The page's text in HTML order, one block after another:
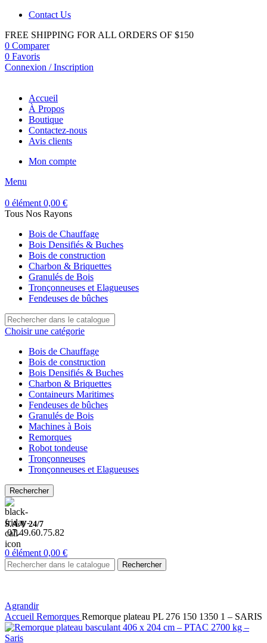
Contact Us
FREE SHIPPING FOR ALL ORDERS OF $150
0 Comparer
0 Favoris
Connexion / Inscription
Accueil
À Propos
Boutique
Contactez-nous
Avis clients
Mon compte
Menu
0 élément 0,00 €
Tous Nos Rayons
Bois de Chauffage
Bois Densifiés & Buches
Bois de construction
Charbon & Briquettes
Granulés de Bois
Tronçonneuses et Elagueuses
Fendeuses de bûches
Choisir une catégorie
Bois de Chauffage
Bois de construction
Bois Densifiés & Buches
Charbon & Briquettes
Containeurs Maritimes
Fendeuses de bûches
Granulés de Bois
Machines à Bois
Remorques
Robot tondeuse
Tronçonneuses
Tronçonneuses et Elagueuses
Rechercher
S.A.V 24/7
07.49.60.75.82
0 élément 0,00 €
Rechercher
Agrandir
Accueil Remorques Remorque plateau PL 276 150 1350 1 – SARIS